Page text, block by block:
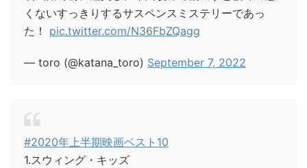
くないすっきりするサスペンスミステリーであっ
た！ pic.twitter.com/N36FbZQagg
— toro (@katana_toro) September 7, 2022
#2020年上半期映画ベスト10
1.スウィング・キッズ